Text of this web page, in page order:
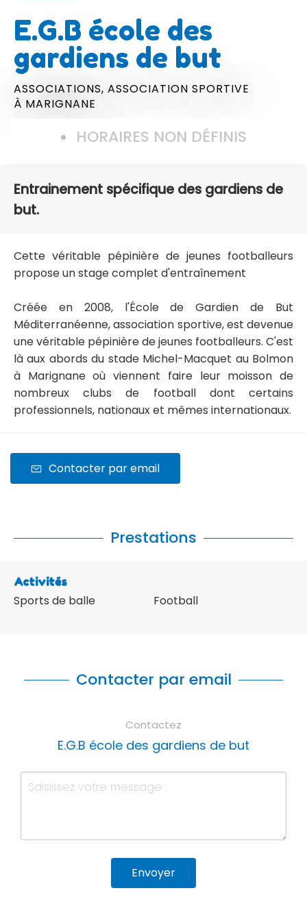
E.G.B école des
gardiens de but
ASSOCIATIONS, ASSOCIATION SPORTIVE
À MARIGNANE
HORAIRES NON DÉFINIS
Entrainement spécifique des gardiens de
but.
Cette véritable pépinière de jeunes footballeurs
propose un stage complet d'entraînement
Créée en 2008, l'École de Gardien de But
Méditerranéenne, association sportive, est devenue
une véritable pépinière de jeunes footballeurs. C'est
là aux abords du stade Michel-Macquet au Bolmon
à Marignane où viennent faire leur moisson de
nombreux clubs de football dont certains
professionnels, nationaux et mêmes internationaux.
Contacter par email
Prestations
Activités
Sports de balle Football
Contacter par email
Contactez
E.G.B école des gardiens de but
Envoyer